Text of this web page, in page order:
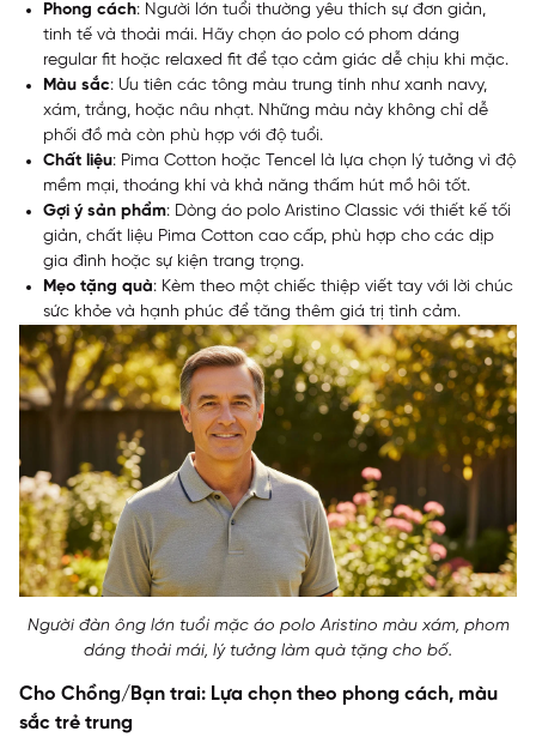
Phong cách: Người lớn tuổi thường yêu thích sự đơn giản,
tinh tế và thoải mái. Hãy chọn áo polo có phom dáng
regular fit hoặc relaxed fit để tạo cảm giác dễ chịu khi mặc.
Màu sắc: Ưu tiên các tông màu trung tính như xanh navy,
xám, trắng, hoặc nâu nhạt. Những màu này không chỉ dễ
phối đồ mà còn phù hợp với độ tuổi.
Chất liệu: Pima Cotton hoặc Tencel là lựa chọn lý tưởng vì độ
mềm mại, thoáng khí và khả năng thấm hút mồ hôi tốt.
Gợi ý sản phẩm: Dòng áo polo Aristino Classic với thiết kế tối
giản, chất liệu Pima Cotton cao cấp, phù hợp cho các dịp
gia đình hoặc sự kiện trang trọng.
Mẹo tặng quà: Kèm theo một chiếc thiệp viết tay với lời chúc
sức khỏe và hạnh phúc để tăng thêm giá trị tình cảm.
Người đàn ông lớn tuổi mặc áo polo Aristino màu xám, phom
dáng thoải mái, lý tưởng làm quà tặng cho bố.
Cho Chồng/Bạn trai: Lựa chọn theo phong cách, màu
sắc trẻ trung